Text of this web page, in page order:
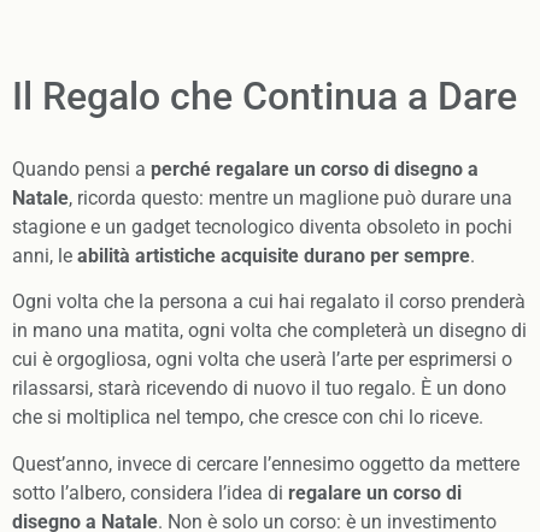
Il Regalo che Continua a Dare
Quando pensi a perché regalare un corso di disegno a
Natale, ricorda questo: mentre un maglione può durare una
stagione e un gadget tecnologico diventa obsoleto in pochi
anni, le abilità artistiche acquisite durano per sempre.
Ogni volta che la persona a cui hai regalato il corso prenderà
in mano una matita, ogni volta che completerà un disegno di
cui è orgogliosa, ogni volta che userà l’arte per esprimersi o
rilassarsi, starà ricevendo di nuovo il tuo regalo. È un dono
che si moltiplica nel tempo, che cresce con chi lo riceve.
Quest’anno, invece di cercare l’ennesimo oggetto da mettere
sotto l’albero, considera l’idea di regalare un corso di
disegno a Natale. Non è solo un corso: è un investimento